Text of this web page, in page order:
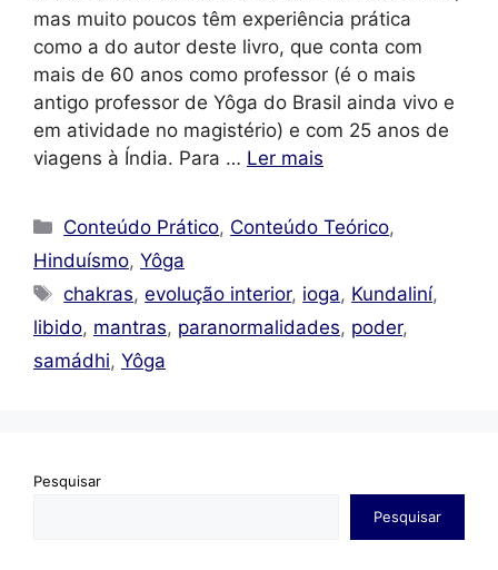
mas muito poucos têm experiência prática
como a do autor deste livro, que conta com
mais de 60 anos como professor (é o mais
antigo professor de Yôga do Brasil ainda vivo e
em atividade no magistério) e com 25 anos de
viagens à Índia. Para … Ler mais
Categorias
Conteúdo Prático, Conteúdo Teórico,
Hinduísmo, Yôga
Tags
chakras,evolução interior, ioga, Kundaliní,
libido, mantras, paranormalidades, poder,
samádhi, Yôga
Pesquisar
Pesquisar